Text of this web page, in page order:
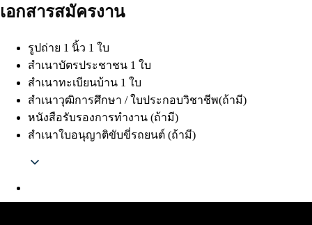
เอกสารสมัครงาน
รูปถ่าย 1 นิ้ว 1 ใบ
สำเนาบัตรประชาชน 1 ใบ
สำเนาทะเบียนบ้าน 1 ใบ
สำเนาวุฒิการศึกษา / ใบประกอบวิชาชีพ(ถ้ามี)
หนังสือรับรองการทำงาน (ถ้ามี)
สำเนาใบอนุญาติขับขี่รถยนต์ (ถ้ามี)